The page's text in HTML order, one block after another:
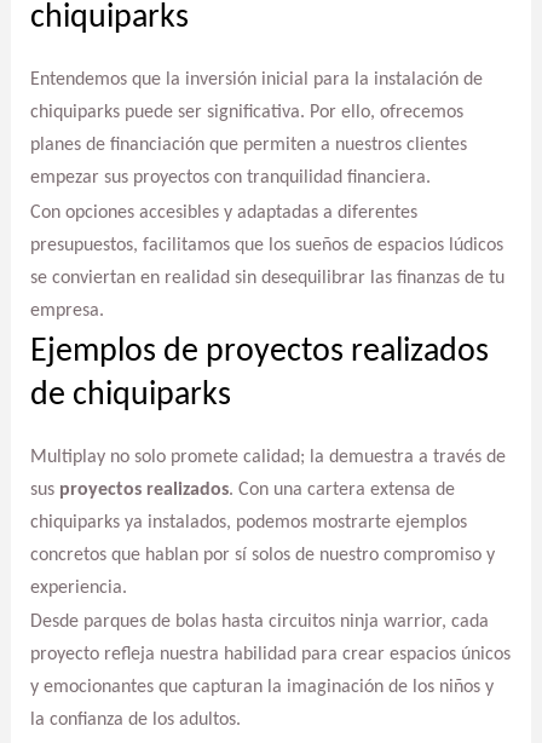
chiquiparks
Entendemos que la inversión inicial para la instalación de
chiquiparks puede ser significativa. Por ello, ofrecemos
planes de financiación que permiten a nuestros clientes
empezar sus proyectos con tranquilidad financiera.
Con opciones accesibles y adaptadas a diferentes
presupuestos, facilitamos que los sueños de espacios lúdicos
se conviertan en realidad sin desequilibrar las finanzas de tu
empresa.
Ejemplos de proyectos realizados
de chiquiparks
Multiplay no solo promete calidad; la demuestra a través de
sus proyectos realizados. Con una cartera extensa de
chiquiparks ya instalados, podemos mostrarte ejemplos
concretos que hablan por sí solos de nuestro compromiso y
experiencia.
Desde parques de bolas hasta circuitos ninja warrior, cada
proyecto refleja nuestra habilidad para crear espacios únicos
y emocionantes que capturan la imaginación de los niños y
la confianza de los adultos.